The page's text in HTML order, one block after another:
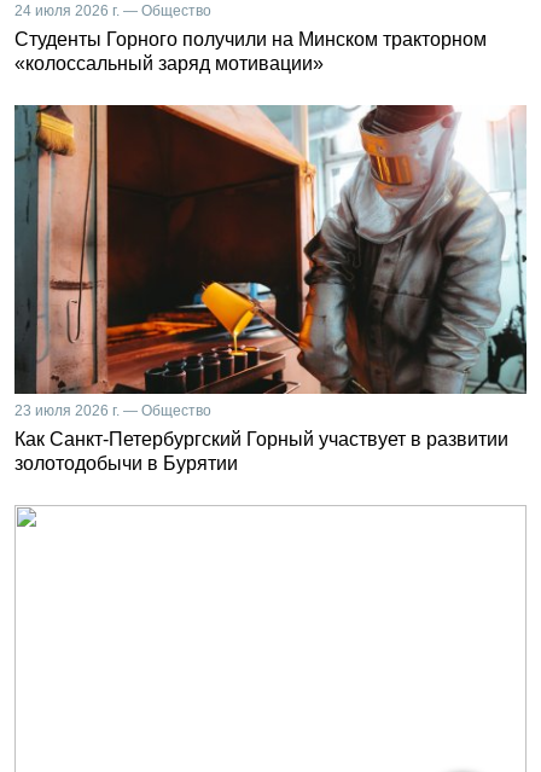
24 июля 2026 г. — Общество
Студенты Горного получили на Минском тракторном
«колоссальный заряд мотивации»
23 июля 2026 г. — Общество
Как Санкт-Петербургский Горный участвует в развитии
золотодобычи в Бурятии